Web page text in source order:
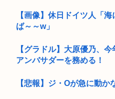
【画像】休日ドイツ人「
ば～～w」
【グラドル】大原優乃、
アンバサダーを務める！
【悲報】ジ・Oが急に動か